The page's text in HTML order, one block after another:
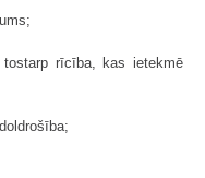
rīcība, kas ietekmē